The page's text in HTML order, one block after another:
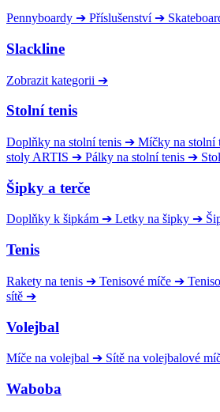
Pennyboardy ➔ Příslušenství ➔
Slackline
Zobrazit kategorii ➔
Stolní tenis
Doplňky na stolní tenis ➔ Míčky na stolní
stoly ARTIS ➔ Pálky na stolní tenis ➔
Šipky a terče
Doplňky k šipkám ➔ Letky na šipky ➔
Tenis
Rakety na tenis ➔ Tenisové míče ➔
sítě ➔
Volejbal
Míče na volejbal ➔ Sítě na volejbalové
Waboba